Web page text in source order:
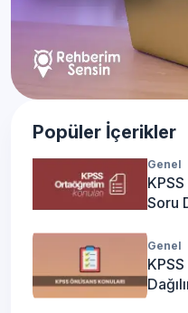
Popüler İçerikler
Genel
Soru
Genel